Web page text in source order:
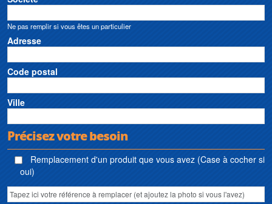
Ne pas remplir si vous êtes un particulier
Adresse
Code postal
Ville
Précisez votre besoin
Remplacement d'un produit que vous avez (Case à cocher si
oui)